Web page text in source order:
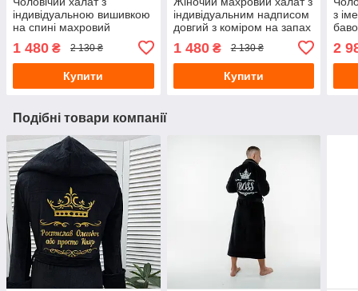
індивідуальною вишивкою
на спині махровий
1 480 ₴ 2 130 ₴
Купити
індивідуальним надписом
довгий з коміром на запах
1 480₴ 2 130 ₴
Купити
з
2
Подібні товари компанії